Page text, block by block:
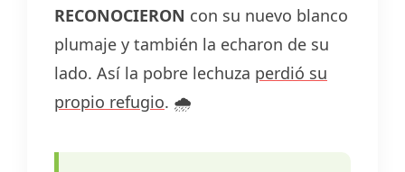
RECONOCIERON con su nuevo blanco
plumaje y también la echaron de su
lado. Así la pobre lechuza perdió su
propio refugio. 🌧️